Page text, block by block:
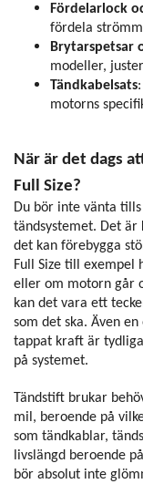
Fördelarlock
fördela
Brytarspetsar
modeller,
Tändkabelsats
motorns
När är det dags
Full Size?
Du bör inte vänta
tändsystemet. Det
det kan förebygga
Full Size till
eller om motorn går
kan det vara ett
som det ska. Även
tappat kraft är
på systemet.
Tändstift brukar
mil, beroende på
som tändkablar,
livslängd beroende
bör absolut inte